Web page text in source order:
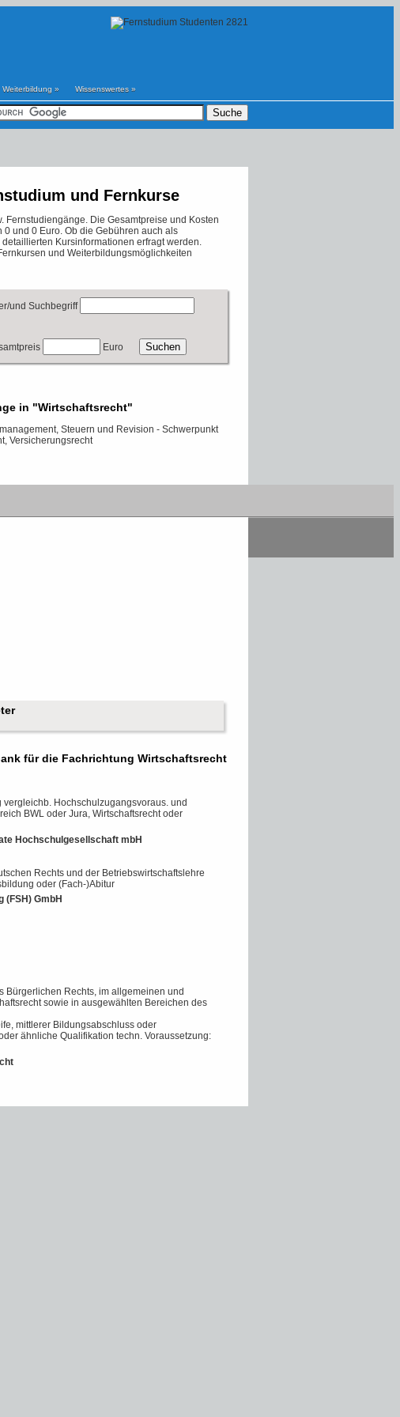
Weiterbildung » Wissenswertes »
und Fernkurse
Fernstudiengänge. Die Gesamtpreise und Kosten
und 0 Euro. Ob die Gebühren auch als
Kursinformationen erfragt werden.
und Weiterbildungsmöglichkeiten
und Suchbegriff
Euro
in "Wirtschaftsrecht"
Steuern und Revision - Schwerpunkt
Versicherungsrecht
für die Fachrichtung Wirtschaftsrecht
Hochschulzugangsvoraus. und
BWL oder Jura, Wirtschaftsrecht oder
Hochschulgesellschaft mbH
Rechts und der Betriebswirtschaftslehre
oder (Fach-)Abitur
GmbH
Bürgerlichen Rechts, im allgemeinen und
sowie in ausgewählten Bereichen des
mittlerer Bildungsabschluss oder
ähnliche Qualifikation techn. Voraussetzung: